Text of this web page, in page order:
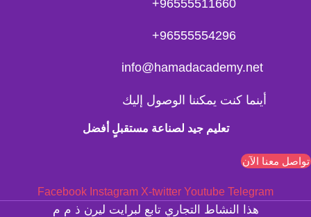
96555511660+
96555554296+
info@hamadacademy.net
أينما كنت يمكننا الوصول إليك
تعليم جيد لصناعة مستقبلٍ أفضل
تواصل معنا الآن
Facebook Instagram X-twitter Youtube Telegram
هذا النشاط التجاري تابع لبرايت ليرن ذ م م